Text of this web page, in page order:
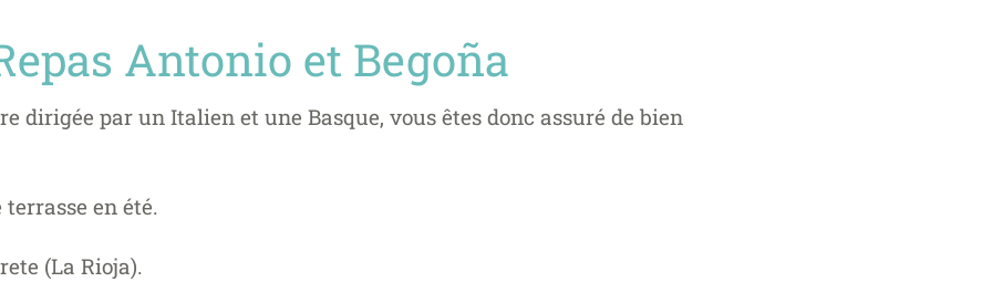
Antonio et Begoña
dirigée par un Italien et une Basque, vous êtes donc assuré de bien
en été.
(La Rioja).